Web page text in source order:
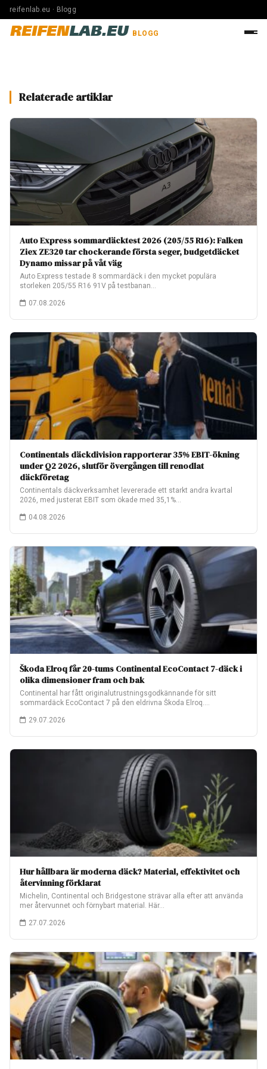
reifenlab.eu · Blogg
REIFENLAB.EU BLOGG
Relaterade artiklar
Auto Express sommardäcktest 2026 (205/55 R16): Falken
Ziex ZE320 tar chockerande första seger, budgetdäcket
Dynamo missar på våt väg
Auto Express testade 8 sommardäck i den mycket populära
storleken 205/55 R16 91V på testbanan…
07.08.2026
Continentals däckdivision rapporterar 35% EBIT-ökning
under Q2 2026, slutför övergången till renodlat
däckföretag
Continentals däckverksamhet levererade ett starkt andra kvartal
2026, med justerat EBIT som ökade med 35,1%…
04.08.2026
Škoda Elroq får 20-tums Continental EcoContact 7-däck i
olika dimensioner fram och bak
Continental har fått originalutrustningsgodkännande för sitt
sommardäck EcoContact 7 på den eldrivna Škoda Elroq.
29.07.2026
Hur hållbara är moderna däck? Material, effektivitet och
återvinning förklarat
Michelin, Continental och Bridgestone strävar alla efter att använda
mer återvunnet och förnybart material. Här…
27.07.2026